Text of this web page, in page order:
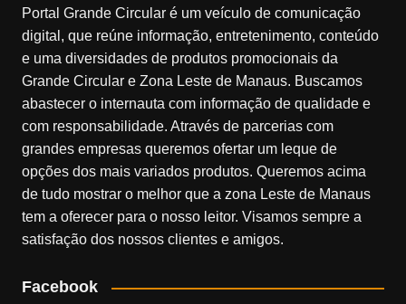
Portal Grande Circular é um veículo de comunicação
digital, que reúne informação, entretenimento, conteúdo
e uma diversidades de produtos promocionais da
Grande Circular e Zona Leste de Manaus. Buscamos
abastecer o internauta com informação de qualidade e
com responsabilidade. Através de parcerias com
grandes empresas queremos ofertar um leque de
opções dos mais variados produtos. Queremos acima
de tudo mostrar o melhor que a zona Leste de Manaus
tem a oferecer para o nosso leitor. Visamos sempre a
satisfação dos nossos clientes e amigos.
Facebook